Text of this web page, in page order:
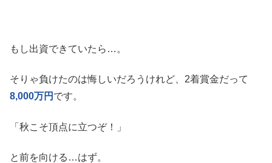
もし出資できていたら…。
そりゃ負けたのは悔しいだろうけれど、2着賞金だって
8,000万円 です。
「秋こそ頂点に立つぞ！」
と前を向ける…はず。